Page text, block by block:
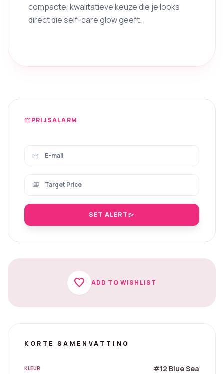
compacte, kwalitatieve keuze die je looks
direct die self-care glow geeft.
notifications_activePRIJSALARM
mail
payments
SET ALERTsend
favorite ADD TO WISHLIST
KORTE SAMENVATTING
KLEUR #12 Blue Sea